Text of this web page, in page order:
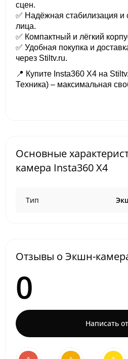
сцен.
✅ Надёжная стабилизация и
лица.
✅ Компактный и лёгкий
✅ Удобная покупка и
через Stiltv.ru.
📍 Купите Insta360 X4 на
Техника) – максимальная
Основные
камера Insta360 X4
Тип
Отзывы о Экшн-
0
Написать